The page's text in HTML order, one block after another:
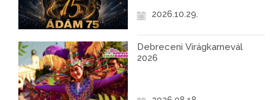
2026.10.29.
Debreceni Virágkarnevál
2026